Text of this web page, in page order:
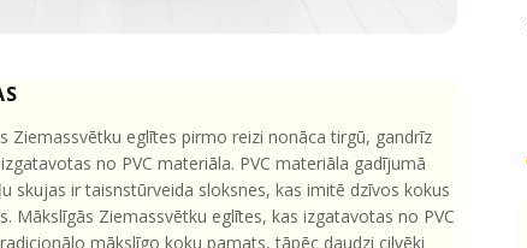
Ziemassvētku eglītes pirmo reizi nonāca tirgū, gandrīz
no PVC materiāla. PVC materiāla gadījumā
skujas ir taisnstūrveida sloksnes, kas imitē dzīvos kokus
Mākslīgās Ziemassvētku eglītes, kas izgatavotas no PVC
mākslīgo koku pamats, tāpēc daudzi cilvēki